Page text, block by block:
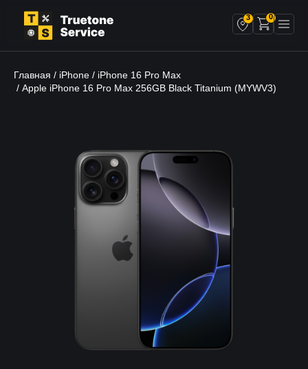
3 0
Главная / iPhone / iPhone 16 Pro Max
/ Apple iPhone 16 Pro Max 256GB Black Titanium (MYWV3)